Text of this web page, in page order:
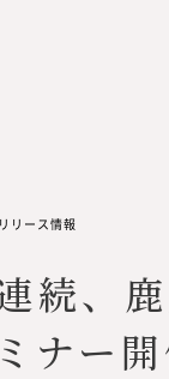
リリース情報
続、
ナー